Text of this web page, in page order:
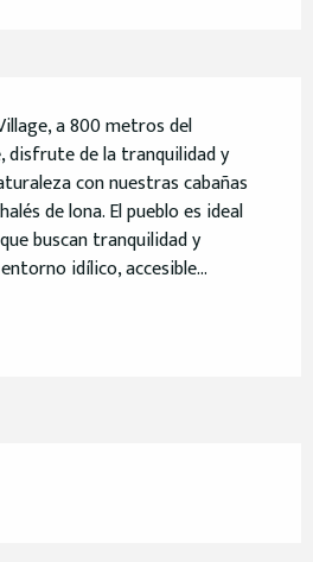
a 800 metros del
disfrute de la tranquilidad y
con nuestras cabañas
de lona. El pueblo es ideal
buscan tranquilidad y
idílico, accesible...